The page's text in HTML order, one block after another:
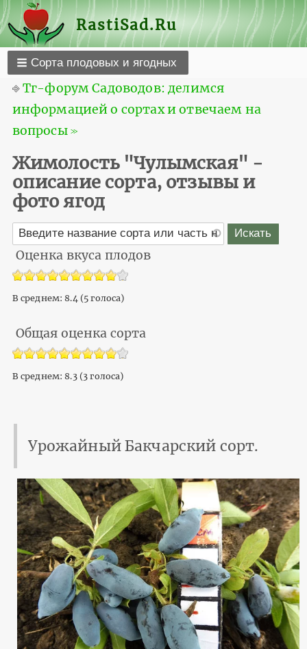
RastiSad.Ru
Сорта плодовых и ягодных
⎆Тг-форум Садоводов: делимся
информацией о сортах и отвечаем на
вопросы ≫
Жимолость "Чулымская" -
описание сорта, отзывы и
фото ягод
Оценка вкуса плодов
В среднем:8.4 (5 голоса)
Общая оценка сорта
В среднем:8.3 (3 голоса)
Урожайный Бакчарский сорт.